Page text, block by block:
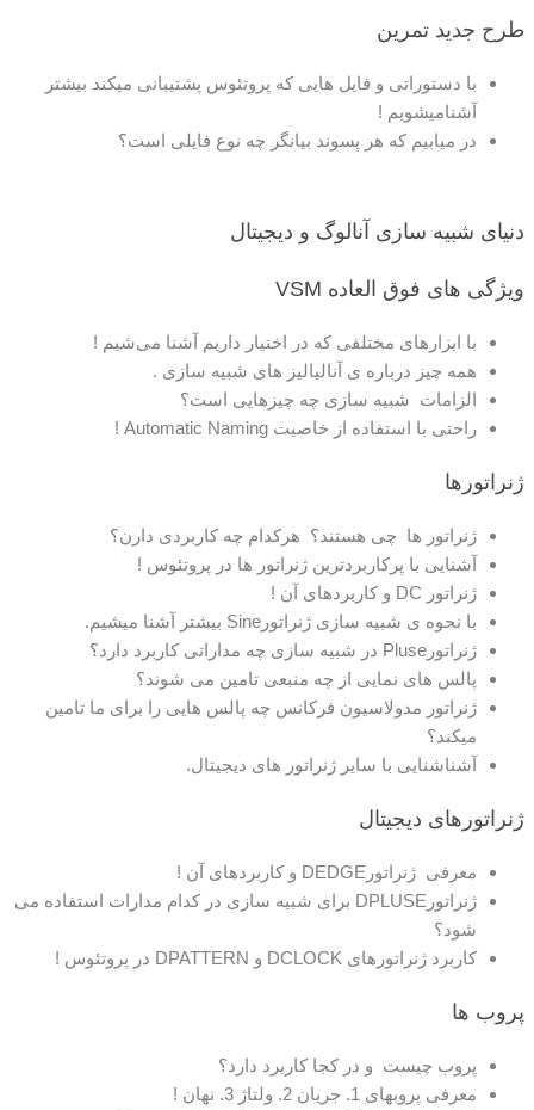
طرح جدید تمرین
با دستوراتی و فایل هایی که پروتئوس پشتیبانی میکند بیشتر
آشنامیشویم !
در میابیم که هر پسوند بیانگر چه نوع فایلی است؟
دنیای شبیه سازی آنالوگ و دیجیتال
ویژگی های فوق العاده VSM
با ابزارهای مختلفی که در اختیار داریم آشنا می‌شیم !
همه چیز درباره ی آنالیالیز های شبیه سازی .
الزامات شبیه سازی چه چیزهایی است؟
راحتی با استفاده از خاصیت Automatic Naming !
ژنراتورها
ژنراتور ها چی هستند؟ هرکدام چه کاربردی دارن؟
آشنایی با پرکاربردترین ژنراتور ها در پروتئوس !
ژنراتور DC و کاربردهای آن !
با نحوه ی شبیه سازی ژنراتورSine بیشتر آشنا میشیم.
ژنراتورPluse در شبیه سازی چه مداراتی کاربرد دارد؟
پالس های نمایی از چه منبعی تامین می شوند؟
ژنراتور مدولاسیون فرکانس چه پالس هایی را برای ما تامین
میکند؟
آشناشنایی با سایر ژنراتور های دیجیتال.
ژنراتورهای دیجیتال
معرفی ژنراتورDEDGE و کاربردهای آن !
ژنراتورDPLUSE برای شبیه سازی در کدام مدارات استفاده می
شود؟
کاربرد ژنراتورهای DCLOCK و DPATTERN در پروتئوس !
پروب ها
پروب چیست و در کجا کاربرد دارد؟
معرفی پروبهای 1. جریان 2. ولتاژ 3. نهان !